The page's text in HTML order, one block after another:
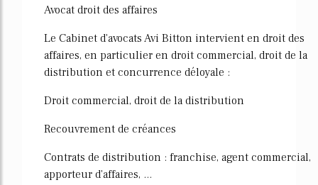
Avocat droit des affaires
Le Cabinet d'avocats Avi Bitton intervient en droit des
affaires, en particulier en droit commercial, droit de la
distribution et concurrence déloyale :
Droit commercial, droit de la distribution
Recouvrement de créances
Contrats de distribution : franchise, agent commercial,
apporteur d'affaires, ...